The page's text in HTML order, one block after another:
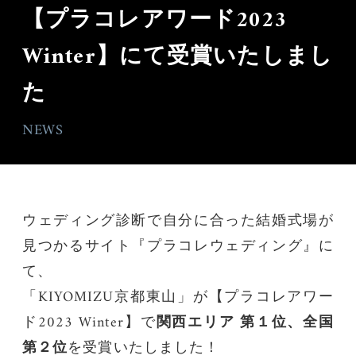
【プラコレアワード2023
Winter】にて受賞いたしまし
た
NEWS
ウェディング診断で自分に合った結婚式場が
見つかるサイト『プラコレウェディング』に
て、
「KIYOMIZU京都東山」が【プラコレアワー
ド2023 Winter】で関西エリア 第１位、全国
第２位を受賞いたしました！